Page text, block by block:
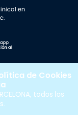
todos los
de Cookies